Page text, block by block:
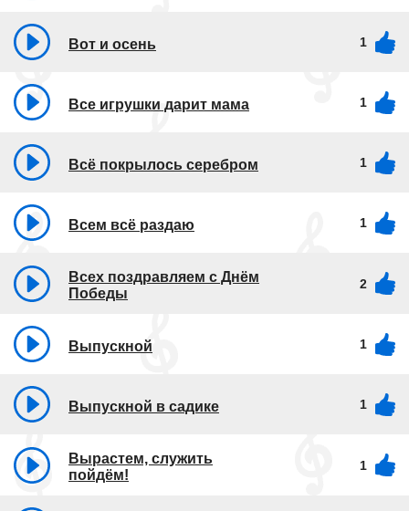
Вот и осень 1
Все игрушки дарит мама 1
Всё покрылось серебром 1
Всем всё раздаю 1
Всех поздравляем с Днём
Победы
2
Выпускной 1
Выпускной в садике 1
Вырастем, служить
пойдём!
1